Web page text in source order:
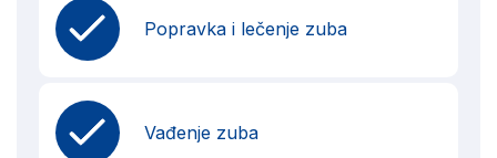
Popravka i lečenje zuba
Vađenje zuba